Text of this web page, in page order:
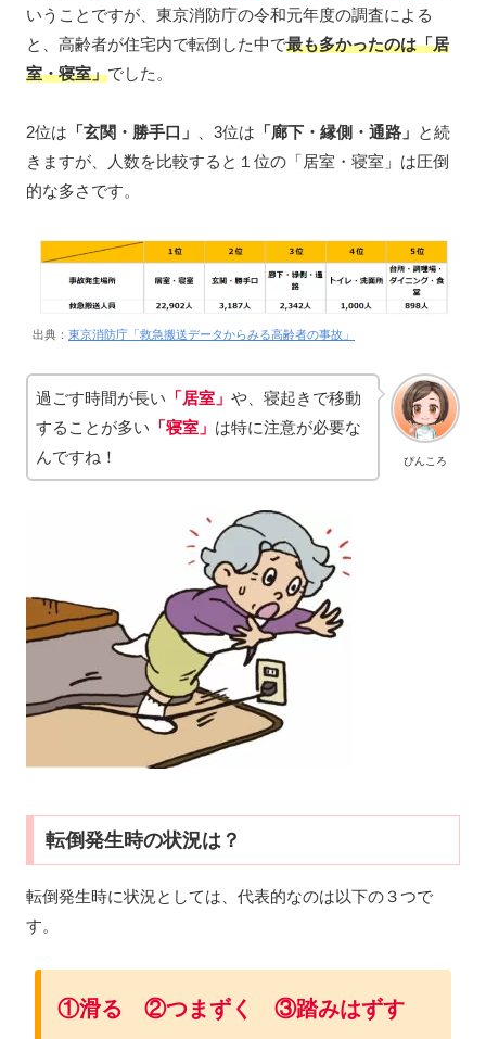
いうことですが、東京消防庁の令和元年度の調査による
と、高齢者が住宅内で転倒した中で最も多かったのは「居
室・寝室」でした。
2位は 「玄関・勝手口」 、3位は 「廊下・縁側・通路」 と続
きますが、人数を比較すると１位の「居室・寝室」は圧倒
的な多さです。
出典： 東京消防庁「救急搬送データからみる高齢者の事故」
ぴんころ
過ごす時間が長い 「居室」 や、寝起きで移動
することが多い 「寝室」 は特に注意が必要な
んですね！
転倒発生時の状況は？
転倒発生時に状況としては、代表的なのは以下の３つで
す。
①滑る ②つまずく ③踏みはずす